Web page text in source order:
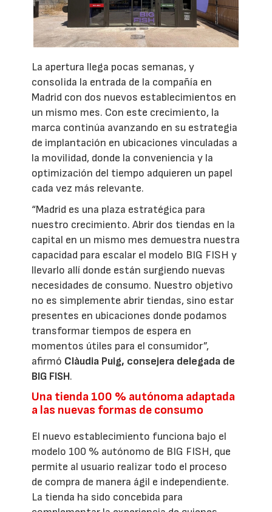
La apertura llega pocas semanas, y
consolida la entrada de la compañía en
Madrid con dos nuevos establecimientos en
un mismo mes. Con este crecimiento, la
marca continúa avanzando en su estrategia
de implantación en ubicaciones vinculadas a
la movilidad, donde la conveniencia y la
optimización del tiempo adquieren un papel
cada vez más relevante.
“Madrid es una plaza estratégica para
nuestro crecimiento. Abrir dos tiendas en la
capital en un mismo mes demuestra nuestra
capacidad para escalar el modelo BIG FISH y
llevarlo allí donde están surgiendo nuevas
necesidades de consumo. Nuestro objetivo
no es simplemente abrir tiendas, sino estar
presentes en ubicaciones donde podamos
transformar tiempos de espera en
momentos útiles para el consumidor”,
afirmó Clàudia Puig, consejera delegada de
BIG FISH.
Una tienda 100 % autónoma adaptada
a las nuevas formas de consumo
El nuevo establecimiento funciona bajo el
modelo 100 % autónomo de BIG FISH, que
permite al usuario realizar todo el proceso
de compra de manera ágil e independiente.
La tienda ha sido concebida para